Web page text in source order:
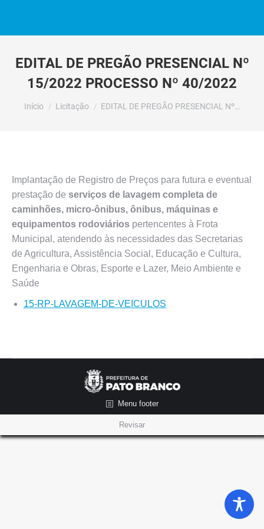
EDITAL DE PREGÃO PRESENCIAL Nº
15/2022 PROCESSO Nº 40/2022
Você está aqui:
Início Licitação EDITAL DE PREGÃO PRESENCIAL Nº…
Implantação de Registro de Preços para futura e eventual
prestação de serviços de lavagem completa de
caminhões, micro-ônibus, ônibus, máquinas e
equipamentos rodoviários pertencentes à Frota
Municipal, atendendo às necessidades das Secretarias
de Agricultura, Assistência Social, Educação e Cultura,
Engenharia e Obras, Esporte e Lazer, Meio Ambiente e
Saúde
15-RP-LAVAGEM-DE-VEICULOS
Menu footer
Revisar